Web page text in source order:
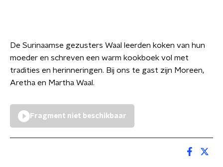
De Surinaamse gezusters Waal leerden koken van hun
moeder en schreven een warm kookboek vol met
tradities en herinneringen. Bij ons te gast zijn Moreen,
Aretha en Martha Waal.
Fragment niet beschikbaar